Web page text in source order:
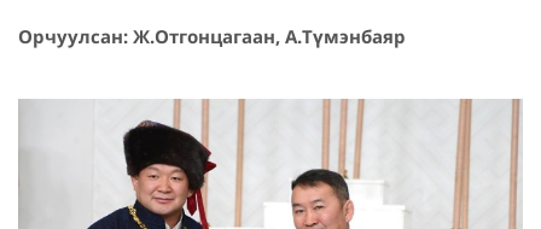
Орчуулсан: Ж.Отгонцагаан, А.Түмэнбаяр